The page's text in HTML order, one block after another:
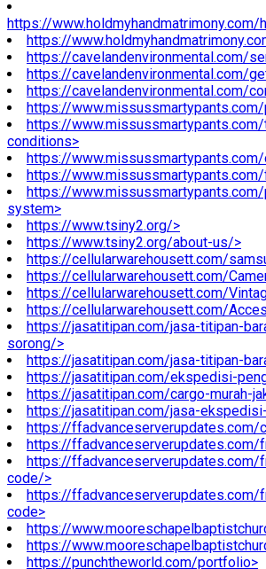
https://
https://
https://cavelandenvironmental.com/
https://cavelandenvironmental.com/
https://cavelandenvironmental.com/
https://
https://
conditions>
https://
https://
https://
system>
https://www.tsiny2.org/>
https://www.tsiny2.org/about-us/>
https://cellularwarehousett.com/
https://cellularwarehousett.com/
https://cellularwarehousett.com/
https://cellularwarehousett.com/
https://jasatitipan.com/jasa-titipan-
sorong/>
https://jasatitipan.com/jasa-titipan-
https://jasatitipan.com/ekspedisi-
https://jasatitipan.com/cargo-murah-
https://jasatitipan.com/jasa-
https://
https://
https://ffadvanceserverupdates.com/
code/>
https://ffadvanceserverupdates.com/
code>
https://
https://
https://punchtheworld.com/portfolio>